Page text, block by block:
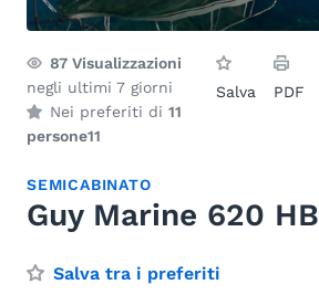
87 Visualizzazioni
negli ultimi 7 giorni
Nei preferiti di 11
persone11
Salva PDF
SEMICABINATO
Guy Marine 620 HB
Salva tra i preferiti